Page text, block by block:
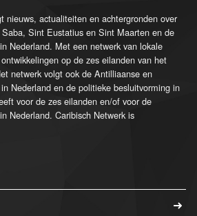
nieuws, actualiteiten en achtergronden over
Sint Eustatius en Sint Maarten en de
Nederland. Met een netwerk van lokale
op de zes eilanden van het
netwerk volgt ook de Antilliaanse en
Nederland en de politieke besluitvorming in
voor de zes eilanden en/of voor de
Nederland. Caribisch Netwerk is